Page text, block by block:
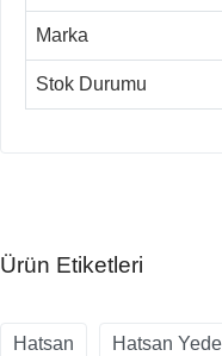
Marka
Stok Durumu
Ürün Etiketleri
Hatsan Hatsan